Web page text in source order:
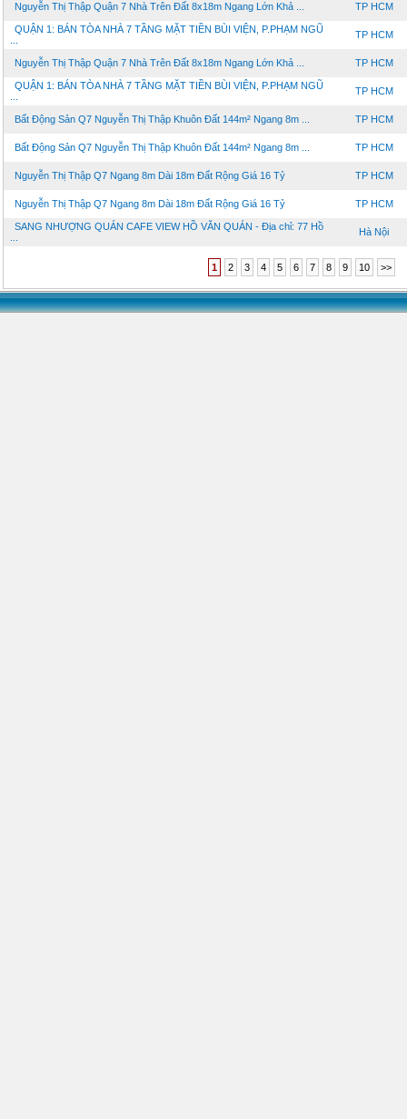
Nguyễn Thị Thập Quận 7 Nhà Trên Đất 8x18m Ngang Lớn Khả ... TP HCM
QUẬN 1: BÁN TÒA NHÀ 7 TẦNG MẶT TIỀN BÙI VIỆN, P.PHẠM NGŨ
TP HCM
Nguyễn Thị Thập Quận 7 Nhà Trên Đất 8x18m Ngang Lớn Khả ... TP HCM
QUẬN 1: BÁN TÒA NHÀ 7 TẦNG MẶT TIỀN BÙI VIỆN, P.PHẠM NGŨ
TP HCM
Bất Động Sản Q7 Nguyễn Thị Thập Khuôn Đất 144m² Ngang 8m ... TP HCM
Bất Động Sản Q7 Nguyễn Thị Thập Khuôn Đất 144m² Ngang 8m ... TP HCM
Nguyễn Thị Thập Q7 Ngang 8m Dài 18m Đất Rộng Giá 16 Tỷ TP HCM
Nguyễn Thị Thập Q7 Ngang 8m Dài 18m Đất Rộng Giá 16 Tỷ TP HCM
SANG NHƯỢNG QUÁN CAFE VIEW HỒ VĂN QUÁN - Địa chỉ: 77 Hồ
Hà Nội
1 2 3 4 5 6 7 8 9 10 >>